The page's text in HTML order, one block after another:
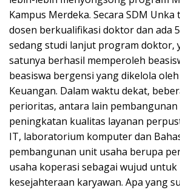
Kampus Merdeka. Secara SDM Unka
dosen berkualifikasi doktor dan ada
sedang studi lanjut program doktor,
satunya berhasil memperoleh
beasiswa bergensi yang dikelola
Keuangan. Dalam waktu dekat,
perioritas, antara lain pembangunan
peningkatan kualitas layanan
IT, laboratorium komputer dan
pembangunan unit usaha berupa
usaha koperasi sebagai wujud
kesejahteraan karyawan. Apa yang